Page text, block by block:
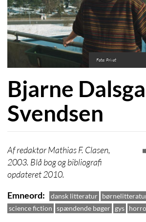
Foto: Privat
Bjarne
Svendsen
redaktør Mathias F. Clasen,
2003. Blå bog og bibliografi
opdateret 2010.
Emneord
dansk litteratur
science fiction spændende bøger gys